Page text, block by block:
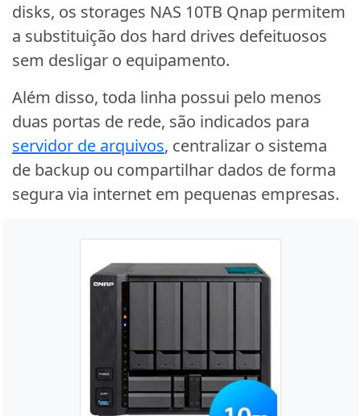
disks, os storages NAS 10TB Qnap permitem
a substituição dos hard drives defeituosos
sem desligar o equipamento.
Além disso, toda linha possui pelo menos
duas portas de rede, são indicados para
servidor de arquivos, centralizar o sistema
de backup ou compartilhar dados de forma
segura via internet em pequenas empresas.